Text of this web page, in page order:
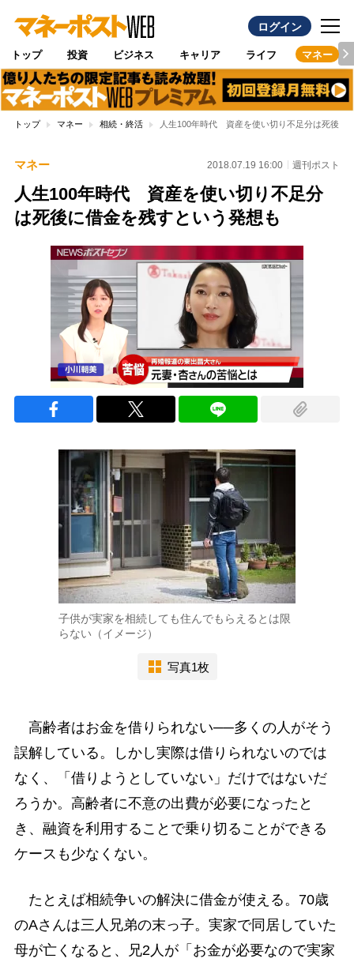
ログイン
トップ 投資 ビジネス キャリア ライフ マネー
トップ マネー 相続・終活 人生100年時代 資産を使い切り不足分は死後に
マネー 2018.07.19 16:00 週刊ポスト
人生100年時代 資産を使い切り不足分
は死後に借金を残すという発想も
子供が実家を相続しても住んでもらえるとは限
らない（イメージ）
写真1枚
高齢者はお金を借りられない──多くの人がそう
誤解している。しかし実際は借りられないのでは
なく、「借りようとしていない」だけではないだ
ろうか。高齢者に不意の出費が必要になったと
き、融資を利用することで乗り切ることができる
ケースも少なくない。
たとえば相続争いの解決に借金が使える。70歳
のAさんは三人兄弟の末っ子。実家で同居していた
母が亡くなると、兄2人が「お金が必要なので実家